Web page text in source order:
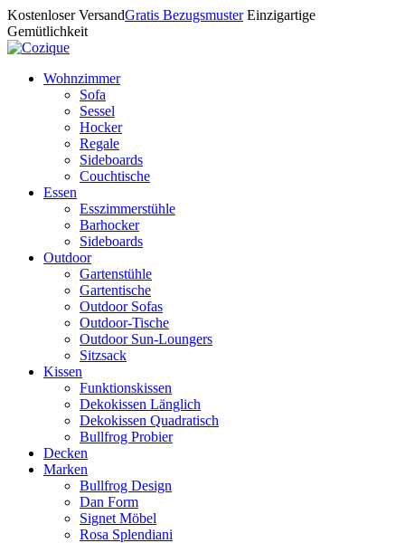
Kostenloser VersandGratis Bezugsmuster Einzigartige
Gemütlichkeit
Wohnzimmer
Sofa
Sessel
Hocker
Regale
Sideboards
Couchtische
Essen
Esszimmerstühle
Barhocker
Sideboards
Outdoor
Gartenstühle
Gartentische
Outdoor Sofas
Outdoor-Tische
Outdoor Sun-Loungers
Sitzsack
Kissen
Funktionskissen
Dekokissen Länglich
Dekokissen Quadratisch
Bullfrog Probier
Decken
Marken
Bullfrog Design
Dan Form
Signet Möbel
Rosa Splendiani